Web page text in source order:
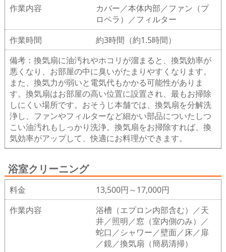
作業内容
カバー／本体内部／ファン（プ
ロペラ）／フィルター
作業時間
約3時間（約1.5時間）
備考：換気扇に油汚れやホコリが溜まると、換気効率が
悪くなり、お部屋の中に臭いがたまりやすくなります。
また、換気力が弱いと電気代もかかる可能性がありま
す。換気扇はお部屋の高い位置に設置され、最もお掃除
しにくい場所です。 おそうじ本舗では、換気扇を分解洗
浄し、ファンやフィルターなど細かい部品についたしつ
こい油汚れもしっかり洗浄。換気扇をお掃除すれば、換
気効率がアップして、快適にお料理ができます。
浴室クリーニング
料金
13,500円～17,000円
作業内容
浴槽（エプロン内部含む）／天
井／照明／窓（室内側のみ）／
蛇口／シャワー／壁面／床／扉
／鏡／換気扇（簡易清掃）